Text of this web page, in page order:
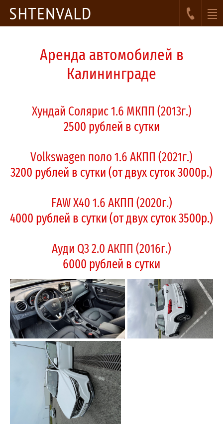
Аренда автомобилей в
Калининграде
Хундай Солярис 1.6 МКПП (2013г.)
2500 рублей в сутки
Volkswagen поло 1.6 АКПП (2021г.)
3200 рублей в сутки (от двух суток 3000р.)
FAW X40 1.6 АКПП (2020г.)
4000 рублей в сутки (от двух суток 3500р.)
Ауди Q3 2.0 АКПП (2016г.)
6000 рублей в сутки